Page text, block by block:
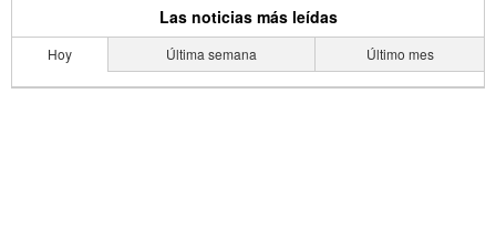
Las noticias más leídas
Hoy Última semana Último mes